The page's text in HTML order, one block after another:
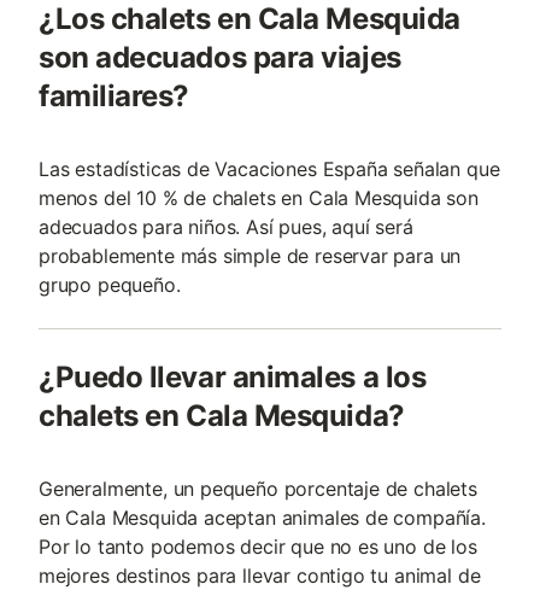
¿Los chalets en Cala Mesquida
son adecuados para viajes
familiares?
Las estadísticas de Vacaciones España señalan que
menos del 10 % de chalets en Cala Mesquida son
adecuados para niños. Así pues, aquí será
probablemente más simple de reservar para un
grupo pequeño.
¿Puedo llevar animales a los
chalets en Cala Mesquida?
Generalmente, un pequeño porcentaje de chalets
en Cala Mesquida aceptan animales de compañía.
Por lo tanto podemos decir que no es uno de los
mejores destinos para llevar contigo tu animal de